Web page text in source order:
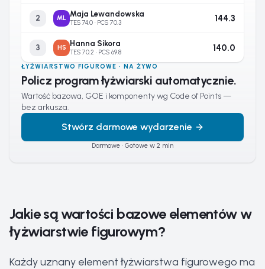
2 ML Maja Lewandowska
TES 74.0 · PCS 70.3 144.3
3 HS Hanna Sikora
TES 70.2 · PCS 69.8 140.0
ŁYŻWIARSTWO FIGUROWE · NA ŻYWO
Policz program łyżwiarski automatycznie.
Wartość bazowa, GOE i komponenty wg Code of Points —
bez arkusza.
Stwórz darmowe wydarzenie
Darmowe · Gotowe w 2 min
Jakie są wartości bazowe elementów w
łyżwiarstwie figurowym?
Każdy uznany element łyżwiarstwa figurowego ma